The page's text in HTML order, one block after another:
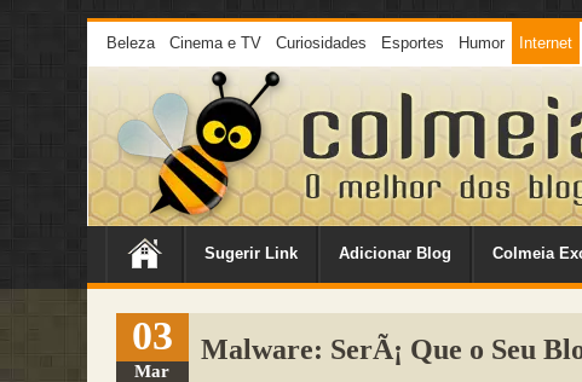
Beleza Cinema e TV Curiosidades Esportes Humor Internet
Sugerir Link Adicionar Blog Colmeia
03
Mar
Malware: SerÃ¡ Que o Seu